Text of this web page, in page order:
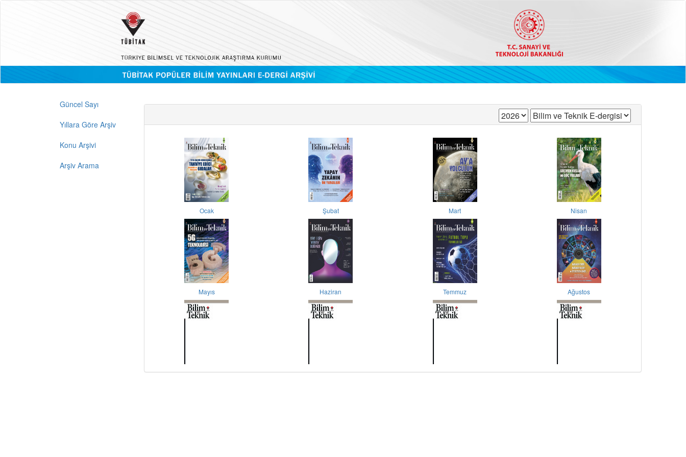
Güncel Sayı
Yıllara Göre Arşiv
Konu Arşivi
Arşiv Arama
Ocak Şubat Mart Nisan
Mayıs Haziran Temmuz Ağustos